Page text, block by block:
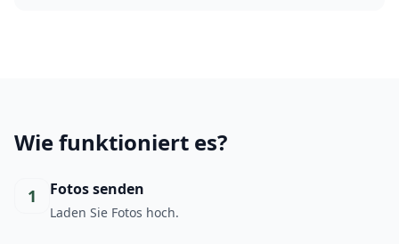
Wie funktioniert es?
1 Fotos senden
Laden Sie Fotos hoch.